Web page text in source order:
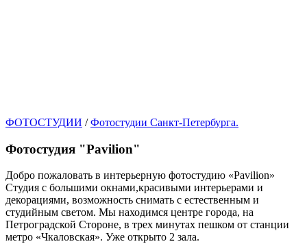
ФОТОСТУДИИ /Фотостудии Санкт-Петербурга.
Фотостудия "Pavilion"
Добро пожаловать в интерьерную фотостудию «Pavilion»
Студия с большими окнами,красивыми интерьерами и
декорациями, возможность снимать с естественным и
студийным светом. Мы находимся центре города, на
Петроградской Стороне, в трех минутах пешком от станции
метро «Чкаловская». Уже открыто 2 зала.